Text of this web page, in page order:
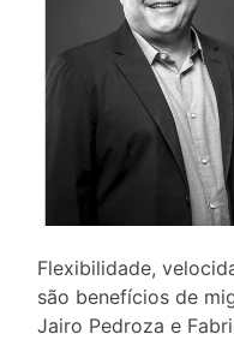
Flexibilidade,
são benefícios de
Jairo Pedroza e